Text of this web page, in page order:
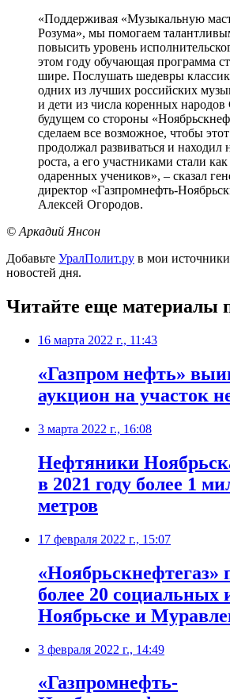
«Поддерживая «Музыкальную
Розума», мы помогаем
повысить уровень
этом году обучающая программа
шире. Послушать шедевры
одних из лучших российских
и дети из числа коренных народов
будущем со стороны
сделаем все возможное, чтобы
продолжал развиваться и находил
роста, а его участниками стали
одаренных учеников», – сказал
директор «Газпромнефть-
Алексей Огородов.
© Аркадий Янсон
Добавьте УралПолит.ру в мои
новостей дня.
Читайте еще материалы
16 марта 2022 г., 11:43
​«Газпром нефть»
аукцион на участок
3 марта 2022 г., 16:08
​Нефтяники
в 2021 году более 1
метров
17 февраля 2022 г., 15:07
​«Ноябрьскнефтегаз»
более 20 социальных
Ноябрьске и
3 февраля 2022 г., 14:49
«Газпромнефть-